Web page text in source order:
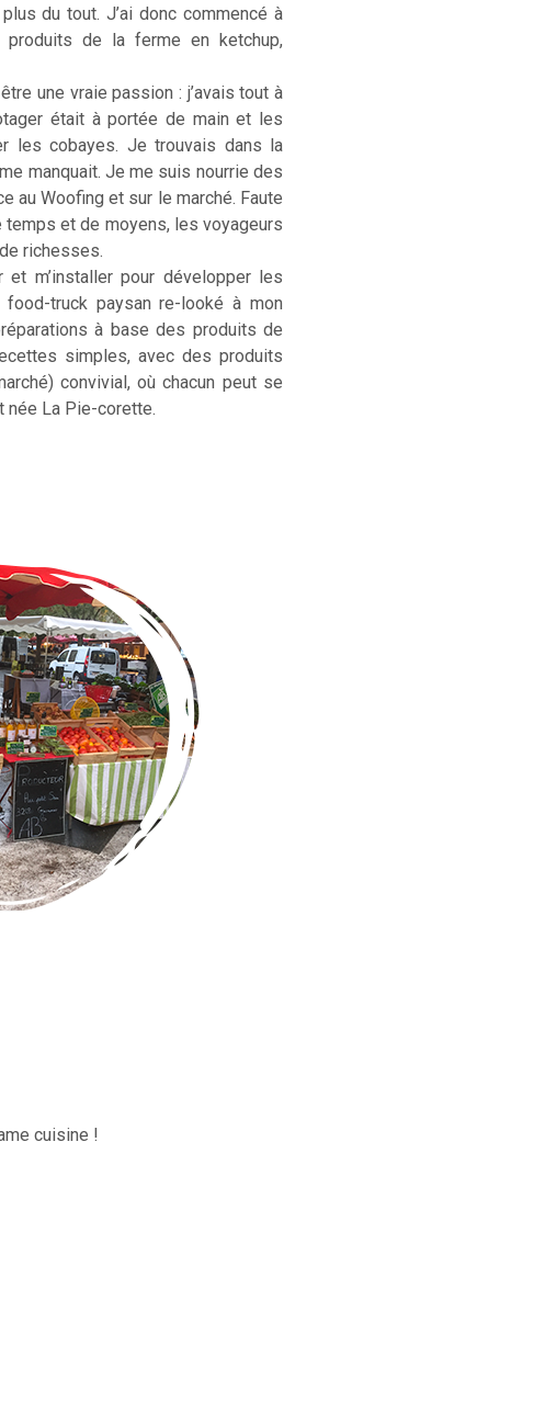
du tout. J’ai donc commencé à
de la ferme en ketchup,
une vraie passion : j’avais tout à
était à portée de main et les
les cobayes. Je trouvais dans la
manquait. Je me suis nourrie des
au Woofing et sur le marché. Faute
temps et de moyens, les voyageurs
richesses.
m’installer pour développer les
truck paysan re-looké à mon
à base des produits de
simples, avec des produits
convivial, où chacun peut se
née La Pie-corette.
cuisine !